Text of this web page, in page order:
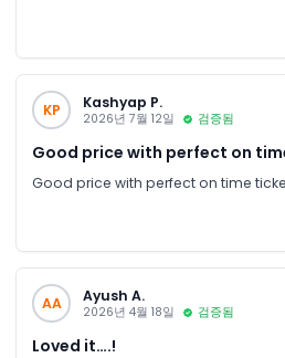
KP Kashyap P.
2026년 7월 12일 검증됨
Good price with perfect on
Good price with perfect on time
AA Ayush A.
2026년 4월 18일 검증됨
Loved it….!